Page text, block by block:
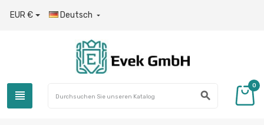
EUR € Deutsch 
view_headline search
0